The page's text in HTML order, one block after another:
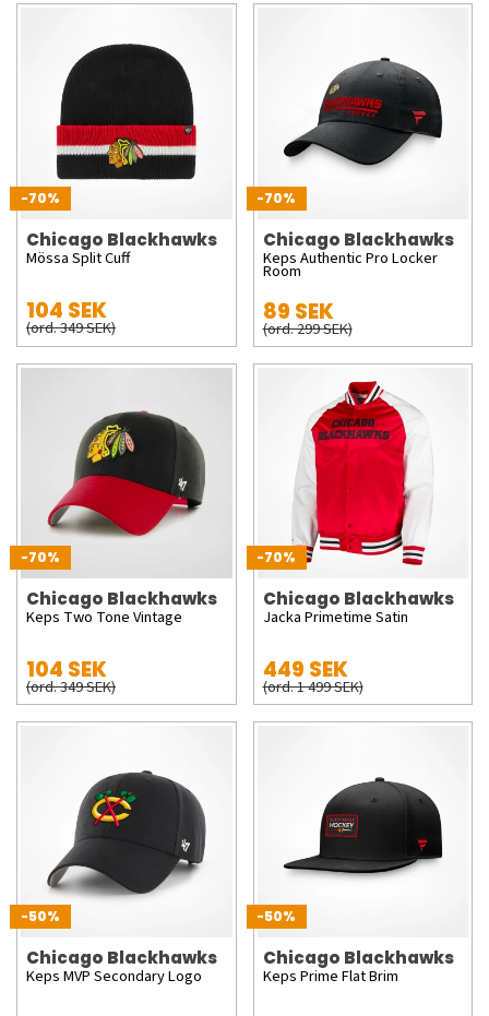
-70%
Chicago Blackhawks
Mössa Split Cuff
104 SEK
(ord. 349 SEK)
-70%
Chicago Blackhawks
Keps Authentic Pro Locker
Room
89 SEK
(ord. 299 SEK)
-70%
Chicago Blackhawks
Keps Two Tone Vintage
104 SEK
(ord. 349 SEK)
-70%
Chicago Blackhawks
Jacka Primetime Satin
449 SEK
(ord. 1 499 SEK)
-50%
Chicago Blackhawks
Keps MVP Secondary Logo
-50%
Chicago Blackhawks
Keps Prime Flat Brim